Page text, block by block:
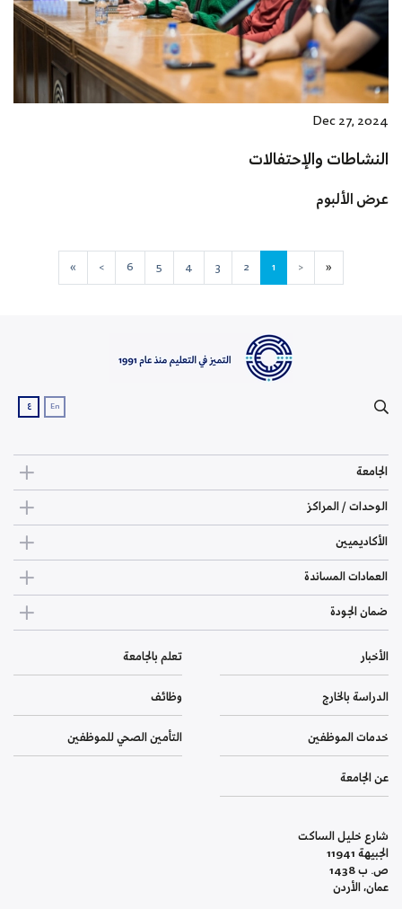
Dec 27, 2024
النشاطات والإحتفالات
عرض الألبوم
«
<
1
2
3
4
5
6
>
»
En ع
الجامعة
الوحدات / المراكز
الأكاديميين
العمادات المساندة
ضمان الجودة
الأخبار تعلم بالجامعة
الدراسة بالخارج وظائف
خدمات الموظفين التأمين الصحي للموظفين
عن الجامعة
شارع خليل الساكت
الجبيهة 11941
ص. ب 1438
عمان، الأردن